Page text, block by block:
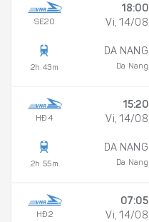
SE20
2h 43m
18:00
Vi, 14/08
DA NANG
Da Nang
HÐ4
2h 55m
15:20
Vi, 14/08
DA NANG
Da Nang
HÐ2
07:05
Vi, 14/08